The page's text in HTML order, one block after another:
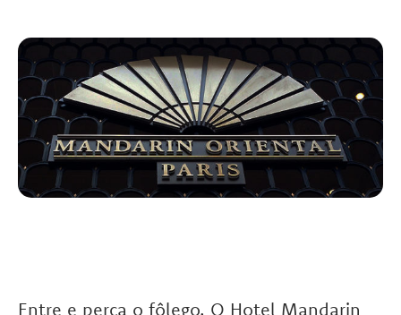
Entre e perca o fôlego. O Hotel Mandarin